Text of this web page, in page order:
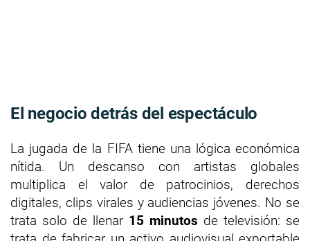
El negocio detrás del espectáculo
La jugada de la FIFA tiene una lógica económica
nítida. Un descanso con artistas globales
multiplica el valor de patrocinios, derechos
digitales, clips virales y audiencias jóvenes. No se
trata solo de llenar 15 minutos de televisión: se